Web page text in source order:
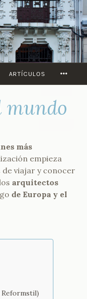
ARTÍCULOS
mundo
más
empieza
de viajar y conocer
arquitectos
de Europa y el
Reformstil)